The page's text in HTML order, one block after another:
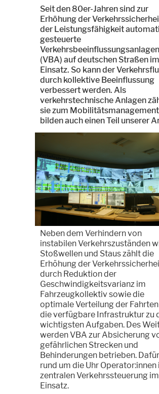
Seit den 80er-Jahren sind zur
Erhöhung der
der Leistungsfähigkeit
gesteuerte
Verkehrsbeeinflussungsanlagen
(VBA) auf deutschen Straßen im
Einsatz. So kann der
durch kollektive Beeinflussung
verbessert werden. Als
verkehrstechnische Anlagen
sie zum
bilden auch einen Teil unserer
Neben dem Verhindern von
instabilen Verkehrszuständen
Stoßwellen und Staus zählt die
Erhöhung der
durch Reduktion der
Geschwindigkeitsvarianz im
Fahrzeugkollektiv sowie die
optimale Verteilung der
die verfügbare Infrastruktur zu
wichtigsten Aufgaben. Des
werden VBA zur Absicherung
gefährlichen Strecken und
Behinderungen betrieben.
rund um die Uhr Operator:innen
zentralen Verkehrssteuerung im
Einsatz.